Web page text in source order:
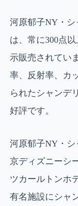
河原郁子NY・シ
は、常に300点
示販売されてい
率、反射率、カ
られたシャンデ
好評です。
河原郁子NY・
京ディズニーシ
ツカールトンホ
有名施設にシャ